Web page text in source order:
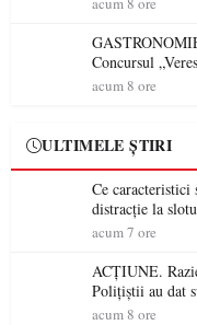
GASTRONOMIE Se încing ceaunele la Satu
Concursul
spectaculoase,
acum 8 ore
ULTIMELE ȘTIRI
Ce caracteristici
distracție la
acum 7 ore
ACȚIUNE.
Polițiștii au dat
permis într-o
acum 8 ore